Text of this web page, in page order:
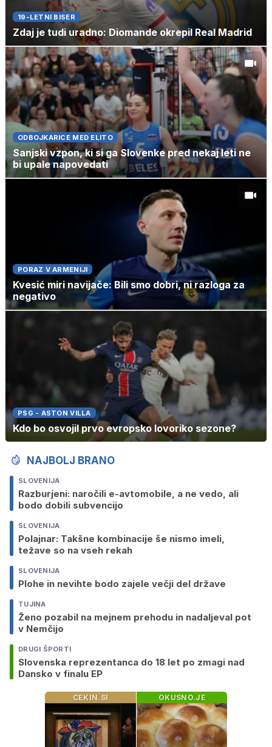
19-LETNI BISER
Zdaj je tudi uradno: Diomande okrepil Real Madrid
ODBOJKARICE MED ELITO
Sanjski vzpon, ki si ga Slovenke pred nekaj leti ne
bi upale napovedati
PORAZ V ARMENIJI
Kvesić miri navijače: Bili smo dobri, ni razloga za
negativo
PSG - ASTON VILLA
Kdo bo osvojil prvo evropsko lovoriko sezone?
NAJBOLJ BRANO
SLOVENIJA
Razburjeni: naročili e-avtomobile, a ne vedo, ali
bodo dobili subvencijo
SLOVENIJA
Polajnar: Takšne kombinacije še nismo imeli,
težave so na vseh rekah
SLOVENIJA
Plohe in nevihte bodo zajele večji del države
TUJINA
Ženo pozabil na mejnem prehodu in nadaljeval pot
v Nemčijo
DRUGI ŠPORTI
Slovenska reprezentanca do 18 let po zmagi nad
Dansko v finalu EP
CEKIN.SI OKUSNO.JE